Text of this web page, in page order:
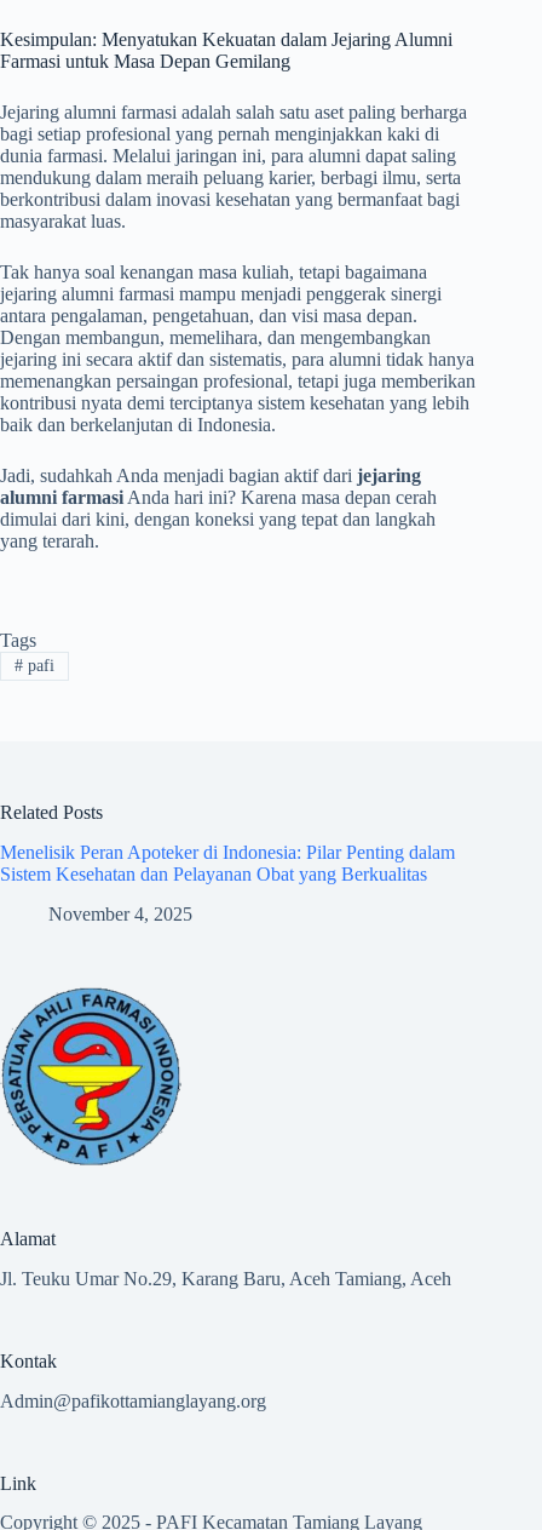
Kesimpulan: Menyatukan Kekuatan dalam Jejaring Alumni
Farmasi untuk Masa Depan Gemilang
Jejaring alumni farmasi adalah salah satu aset paling berharga
bagi setiap profesional yang pernah menginjakkan kaki di
dunia farmasi. Melalui jaringan ini, para alumni dapat saling
mendukung dalam meraih peluang karier, berbagi ilmu, serta
berkontribusi dalam inovasi kesehatan yang bermanfaat bagi
masyarakat luas.
Tak hanya soal kenangan masa kuliah, tetapi bagaimana
jejaring alumni farmasi mampu menjadi penggerak sinergi
antara pengalaman, pengetahuan, dan visi masa depan.
Dengan membangun, memelihara, dan mengembangkan
jejaring ini secara aktif dan sistematis, para alumni tidak hanya
memenangkan persaingan profesional, tetapi juga memberikan
kontribusi nyata demi terciptanya sistem kesehatan yang lebih
baik dan berkelanjutan di Indonesia.
Jadi, sudahkah Anda menjadi bagian aktif dari jejaring
alumni farmasi Anda hari ini? Karena masa depan cerah
dimulai dari kini, dengan koneksi yang tepat dan langkah
yang terarah.
Tags
#pafi
Related Posts
Menelisik Peran Apoteker di Indonesia: Pilar Penting dalam
Sistem Kesehatan dan Pelayanan Obat yang Berkualitas
November 4, 2025
Alamat
Jl. Teuku Umar No.29, Karang Baru, Aceh Tamiang, Aceh
Kontak
Admin@pafikottamianglayang.org
Link
Copyright © 2025 - PAFI Kecamatan Tamiang Layang